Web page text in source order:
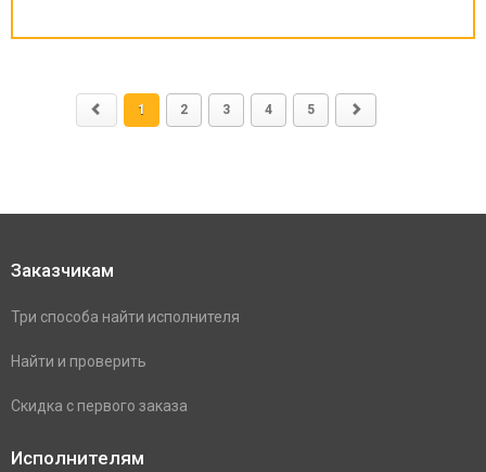
1 2 3 4 5
Заказчикам
Три способа найти исполнителя
Найти и проверить
Скидка с первого заказа
Исполнителям